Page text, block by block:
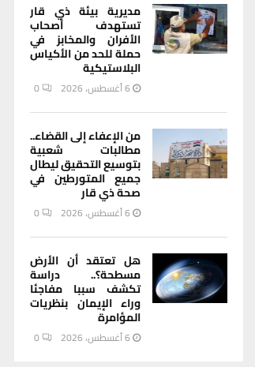
مديرية بيئة ذي قار
تستهدف أصحاب
الأفران والمخابز في
حملة للحد من الأكياس
البلاستيكية
6 أغسطس، 2026 0
من الإعفاء إلى القضاء..
مطالبات شعبية
بتوسيع التحقيق ليطال
جميع المتورطين في
صحة ذي قار
6 أغسطس، 2026 0
هل تعتقد أن الأرض
مسطحة؟.. دراسة
تكشف سببا مفاجئا
وراء الإيمان بنظريات
المؤامرة
6 أغسطس، 2026 0